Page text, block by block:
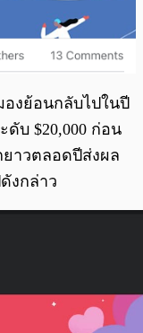
งย้อนกลับไปในปี
ดับ $20,000 ก่อน
ยาวตลอดปีส่งผล
งกล่าว